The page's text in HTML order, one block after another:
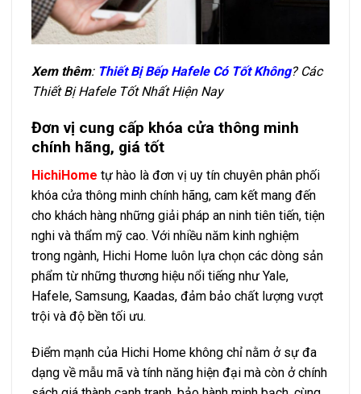
Xem thêm: Thiết Bị Bếp Hafele Có Tốt Không? Các
Thiết Bị Hafele Tốt Nhất Hiện Nay
Đơn vị cung cấp khóa cửa thông minh
chính hãng, giá tốt
HichiHome tự hào là đơn vị uy tín chuyên phân phối
khóa cửa thông minh chính hãng, cam kết mang đến
cho khách hàng những giải pháp an ninh tiên tiến, tiện
nghi và thẩm mỹ cao. Với nhiều năm kinh nghiệm
trong ngành, Hichi Home luôn lựa chọn các dòng sản
phẩm từ những thương hiệu nổi tiếng như Yale,
Hafele, Samsung, Kaadas, đảm bảo chất lượng vượt
trội và độ bền tối ưu.
Điểm mạnh của Hichi Home không chỉ nằm ở sự đa
dạng về mẫu mã và tính năng hiện đại mà còn ở chính